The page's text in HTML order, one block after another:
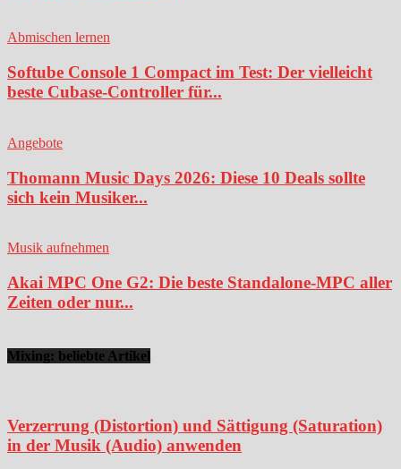
Abmischen lernen
Softube Console 1 Compact im Test: Der vielleicht
beste Cubase-Controller für...
Angebote
Thomann Music Days 2026: Diese 10 Deals sollte
sich kein Musiker...
Musik aufnehmen
Akai MPC One G2: Die beste Standalone-MPC aller
Zeiten oder nur...
Mixing: beliebte Artikel
Verzerrung (Distortion) und Sättigung (Saturation)
in der Musik (Audio) anwenden